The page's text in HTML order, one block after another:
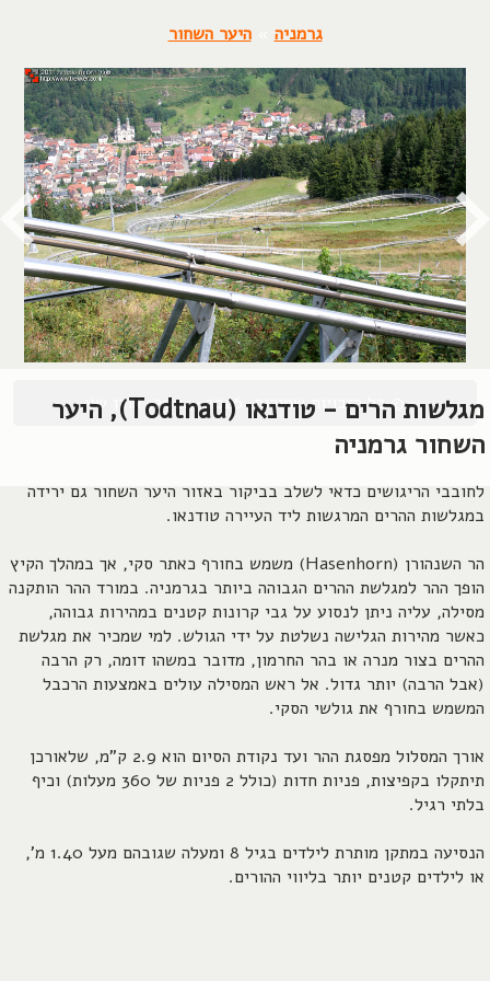
גרמניה »היער השחור
מגלשות הרים - טודנאו (Todtnau), היער
השחור גרמניה
לחובבי הריגושים כדאי לשלב בביקור באזור היער השחור גם ירידה
במגלשות ההרים המרגשות ליד העיירה טודנאו.
הר השנהורן (Hasenhorn) משמש בחורף כאתר סקי, אך במהלך הקיץ
הופך ההר למגלשת ההרים הגבוהה ביותר בגרמניה. במורד ההר הותקנה
מסילה, עליה ניתן לנסוע על גבי קרונות קטנים במהירות גבוהה,
כאשר מהירות הגלישה נשלטת על ידי הגולש. למי שמכיר את מגלשת
ההרים בצור מנרה או בהר החרמון, מדובר במשהו דומה, רק הרבה
(אבל הרבה) יותר גדול. אל ראש המסילה עולים באמצעות הרכבל
המשמש בחורף את גולשי הסקי.
אורך המסלול מפסגת ההר ועד נקודת הסיום הוא 2.9 ק"מ, שלאורכן
תיתקלו בקפיצות, פניות חדות (כולל 2 פניות של 360 מעלות) וכיף
בלתי רגיל.
הנסיעה במתקן מותרת לילדים בגיל 8 ומעלה שגובהם מעל 1.40 מ',
או לילדים קטנים יותר בליווי ההורים.
© כל הזכויות שמורות, 2004-2026, אורן שץ